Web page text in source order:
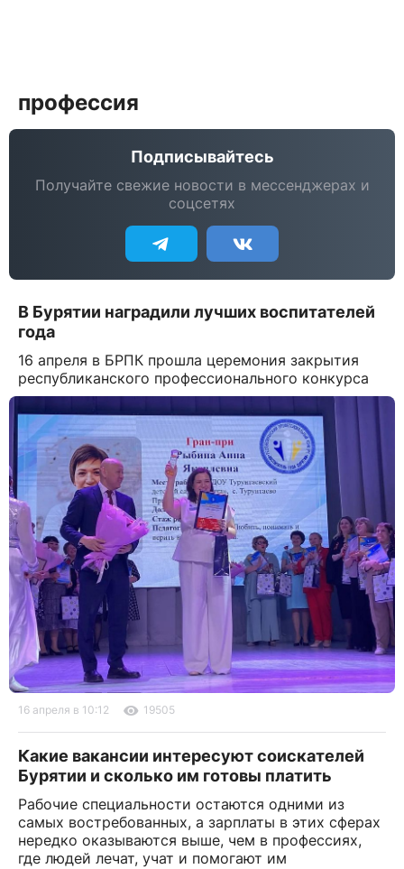
профессия
Подписывайтесь
Получайте свежие новости в мессенджерах и
соцсетях
В Бурятии наградили лучших воспитателей
года
16 апреля в БРПК прошла церемония закрытия
республиканского профессионального конкурса
16 апреля в 10:12 19505
Какие вакансии интересуют соискателей
Бурятии и сколько им готовы платить
Рабочие специальности остаются одними из
самых востребованных, а зарплаты в этих сферах
нередко оказываются выше, чем в профессиях,
где людей лечат, учат и помогают им